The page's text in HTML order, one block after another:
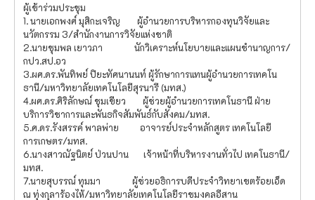
ผู้เข้าร่วมประชุม
1. นายเอกพงศ์ มุสิกะเจริญ ผู้อำนวยการบริหารกองทุนวิจัยและ
นวัตกรรม 3/สำนักงานการวิจัยแห่งชาติ
2.นายชุมพล เยาวภา นักวิเคราะห์นโยบายและแผนชำนาญการ/
กปว.สป.อว
3.ผศ.ดร.พันทิพย์ ปิยะทัศนานนท์ ผู้รักษาการแทนผู้อำนวยการเทคโน
ธานี/มหาวิทยาลัยเทคโนโลยีสุรนารี (มทส.)
4.ผศ.ดร.ศิริลักษณ์ ชุมเขียว ผู้ช่วยผู้อำนวยการเทคโนธานี ฝ่าย
บริการวิชาการและพันธกิจสัมพันธ์กับสังคม/มทส.
5.ศ.ดร.รังสรรค์ พาลพ่าย อาจารย์ประจำหลักสูตร เทคโนโลยี
การเกษตร/มทส.
6.นางสาวณัฐนิตย์ ป่วนปาน เจ้าหน้าที่บริหารงานทั่วไป เทคโนธานี/
มทส.
7.นายสุบรรณ์ ทุมมา ผู้ช่วยอธิการบดีประจำวิทยาเขตร้อยเอ็ด
ณ ทุ่งกุลาร้องไห้/มหาวิทยาลัยเทคโนโลยีราชมงคลอีสาน